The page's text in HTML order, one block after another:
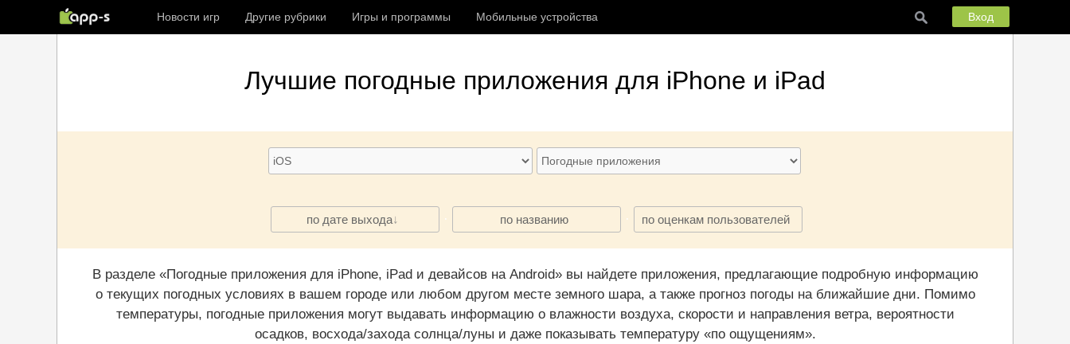
Новости игр Другие рубрики Игры и программы Мобильные устройства Вход
Лучшие погодные приложения для iPhone и iPad
по дате выхода · по названию · по оценкам пользователей
В разделе «Погодные приложения для iPhone, iPad и девайсов на Android» вы найдете приложения, предлагающие подробную информацию
о текущих погодных условиях в вашем городе или любом другом месте земного шара, а также прогноз погоды на ближайшие дни. Помимо
температуры, погодные приложения могут выдавать информацию о влажности воздуха, скорости и направления ветра, вероятности
осадков, восхода/захода солнца/луны и даже показывать температуру «по ощущениям».